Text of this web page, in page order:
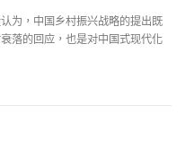
为，中国乡村振兴战略的提出既
落的回应，也是对中国式现代化